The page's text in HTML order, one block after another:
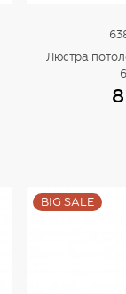
Люстра
BIG SALE